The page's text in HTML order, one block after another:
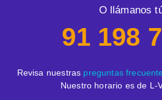
O llámanos
91 198
Revisa nuestras preguntas
Nuestro horario es de L-